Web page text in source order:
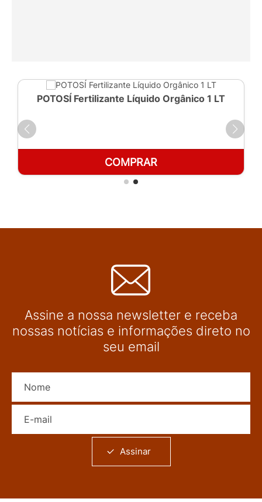
POTOSÍ Fertilizante Líquido Orgânico 1 LT
COMPRAR
Assine a nossa newsletter e receba
nossas notícias e informações direto no
seu email
Assinar